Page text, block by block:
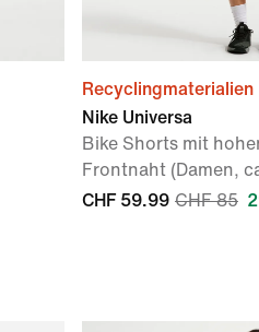
Recyclingmaterialien
Nike Universa
Bike Shorts mit
Frontnaht (Damen,
CHF 59.99 CHF 85